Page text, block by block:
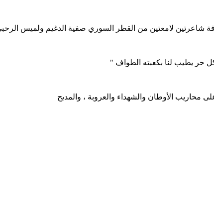
شاعرتين لامعتين من القطر السوري صفية الدغيم ولميس
كل حر يطيب لنا بكعبته الطواف "
الأوطان والشهداء والعروبة ، والمديح